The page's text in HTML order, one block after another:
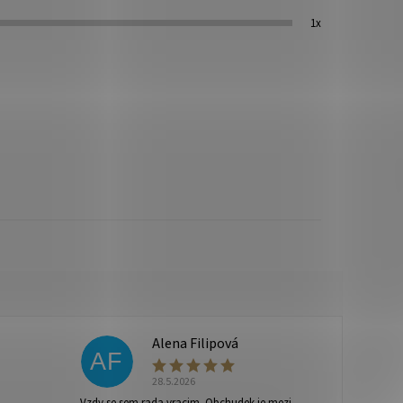
1x
AF
Alena Filipová
28.5.2026